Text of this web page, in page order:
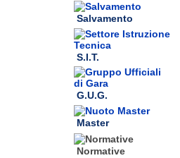
Salvamento
S.I.T.
G.U.G.
Master
Normative